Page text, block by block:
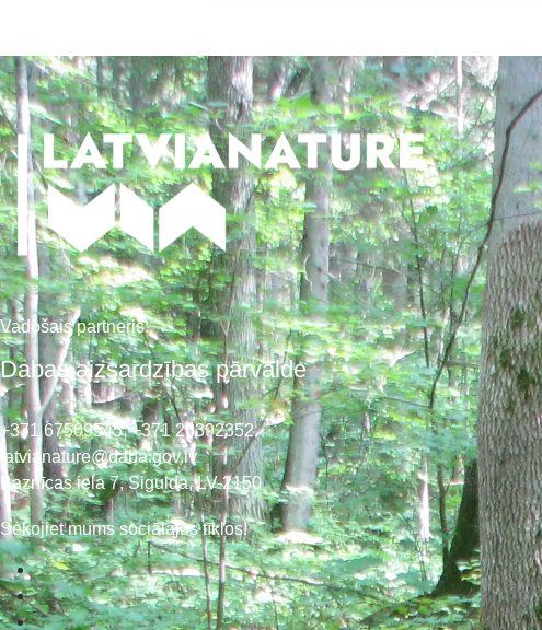
Vadošais partneris:
Dabas aizsardzības pārvalde
+371 67509545,+371 26392352
latvianature@daba.gov.lv
Baznīcas iela 7, Sigulda, LV-2150
Sekojiet mums sociālajos tīklos!